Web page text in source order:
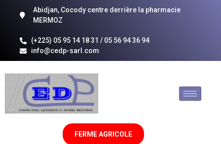
Abidjan, Cocody centre derrière la pharmacie
MERMOZ
(+225) 05 95 14 18 31 / 05 56 94 36 94
info@cedp-sarl.com
FERME AGRICOLE